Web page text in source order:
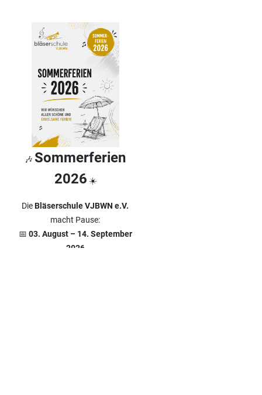
🎶 Sommerferien
2026 ☀️
DieBläserschule VJBWN e.V.
macht Pause:
📅 03. August – 14. September
2026